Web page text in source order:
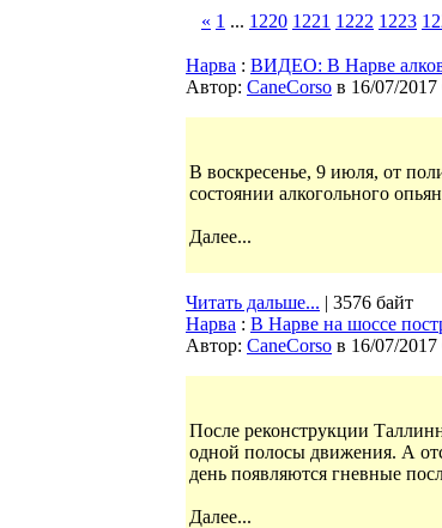
« 1 ... 1220 1221 1222 1223
Нарва : ВИДЕО: В Нарве
Автор: CaneCorso в 16/07/2017
В воскресенье, 9 июля, от
состоянии алкогольного
Далее...
Читать дальше... | 3576 байт
Нарва : В Нарве на шоссе
Автор: CaneCorso в 16/07/2017
После реконструкции
одной полосы движения. А
день появляются гневные
Далее...